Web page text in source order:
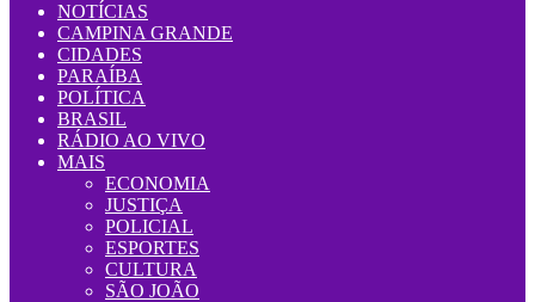
NOTÍCIAS
CAMPINA GRANDE
CIDADES
PARAÍBA
POLÍTICA
BRASIL
RÁDIO AO VIVO
MAIS
ECONOMIA
JUSTIÇA
POLICIAL
ESPORTES
CULTURA
SÃO JOÃO